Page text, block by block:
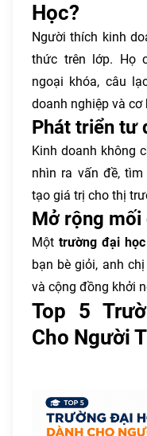
Học?
Người thích kinh
thức trên lớp. Họ
ngoại khóa, câu
doanh nghiệp và cơ
Phát triển tư
Kinh doanh không
nhìn ra vấn đề,
tạo giá trị cho thị
Mở rộng mối
Một trường đại học
bạn bè giỏi, anh
và cộng đồng khởi
Top 5
Cho Người